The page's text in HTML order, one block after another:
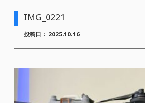
IMG_0221
投稿日： 2025.10.16